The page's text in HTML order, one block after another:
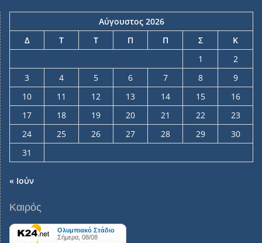
Αύγουστος 2026
Δ
Τ Τ Π Π Σ
Κ
1
2
3
4 5 6 7 8
9
10
11 12 13 14 15
16
17
18 19 20 21 22
23
24
25 26 27 28 29
30
31
« Ιούν
Καιρός